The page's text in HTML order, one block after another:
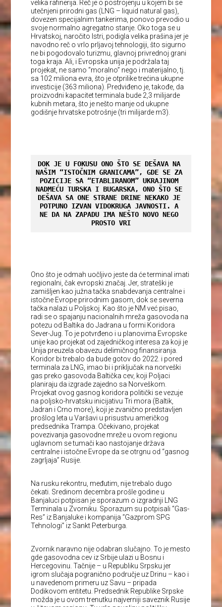
velika rafinerija. Reč je o postrojenju u kojem bi se
utečnjeni prirodni gas (LNG – liquid natural gas),
dovezen specijalnim tankerima, ponovo prevodio u
svoje normalno agregatno stanje. Oko toga se u
Hrvatskoj, naročito Istri, podigla velika prašina jer je
navodno reč o vrlo prljavoj tehnologiji, što sigurno
ne bi pogodovalo turizmu, glavnoj privrednoj grani
toga kraja. Ali, i Evropska unija je podržala taj
projekat, ne samo “moralno” nego i materijalno, tj.
sa 102 miliona evra, što je otprilike trećina ukupne
investicije (363 miliona). Predviđeno je, takođe, da
proizvodni kapacitet terminala bude 2,3 milijarde
kubnih metara, što je nešto manje od ukupne
godišnje hrvatske potrošnje (tri milijarde m3).
DOK JE U FOKUSU ONO ŠTO SE DEŠAVA NA
NAŠIM “ISTOČNIM GRANICAMA”, GDE SE ZA
POZICIJE SA “ETABLIRANOM” UKRAJINOM
NADMEĆU TURSKA I BUGARSKA, ONO ŠTO SE
DEŠAVA SA ONE STRANE DRINE NEKAKO JE
POTPUNO IZVAN VIDOKRUGA JAVNOSTI. A
NE DA NA ZAPADU IMA NEŠTO NOVO NEGO
PROSTO VRI
Ono što je odmah uočljivo jeste da će terminal imati
regionalni, čak evropski značaj. Jer, strateški je
zamišljen kao južna tačka snabdevanja centralne i
istočne Evrope prirodnim gasom, dok se severna
tačka nalazi u Poljskoj. Kao što je NM već pisao,
radi se o spajanju nacionalnih mreža gasovoda na
potezu od Baltika do Jadrana u formi Koridora
Sever-Jug. To je potvrđeno i u planovima Evropske
unije kao projekat od zajedničkog interesa za koji je
Unija preuzela obavezu delimičnog finansiranja.
Koridor bi trebalo da bude gotov do 2022. i pored
terminala za LNG, imao bi i priključak na norveški
gas preko gasovoda Baltička cev, koji Poljaci
planiraju da izgrade zajedno sa Norveškom.
Projekat ovog gasnog koridora politički se vezuje
na poljsko-hrvatsku inicijativu Tri mora (Baltik,
Jadran i Crno more), koji je zvanično predstavljen
prošlog leta u Varšavi u prisustvu američkog
predsednika Trampa. Očekivano, projekat
povezivanja gasovodne mreže u ovom regionu
uglavnom se tumači kao nastojanje država
centralne i istočne Evrope da se otrgnu od “gasnog
zagrljaja” Rusije.
Na rusku rekontru, međutim, nije trebalo dugo
čekati. Sredinom decembra prošle godine u
Banjaluci potpisan je sporazum o izgradnji LNG
Terminala u Zvorniku. Sporazum su potpisali “Gas-
Res” iz Banjaluke i kompanija “Gazprom SPG
Tehnologi” iz Sankt Peterburga.
Zvornik naravno nije odabran slučajno. To je mesto
gde gasovodna cev iz Srbije ulazi u Bosnu i
Hercegovinu. Tačnije – u Republiku Srpsku jer
igrom slučaja pogranično područje uz Drinu – kao i
u navedenom primeru uz Savu – pripada
Dodikovom entitetu. Predsednik Republike Srpske
možda je u ovom trenutku najverniji saveznik Rusije